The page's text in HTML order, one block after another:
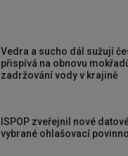
Vedra a sucho dál sužují
přispívá na obnovu
zadržování vody v krajině
ISPOP zveřejnil nové
vybrané ohlašovací